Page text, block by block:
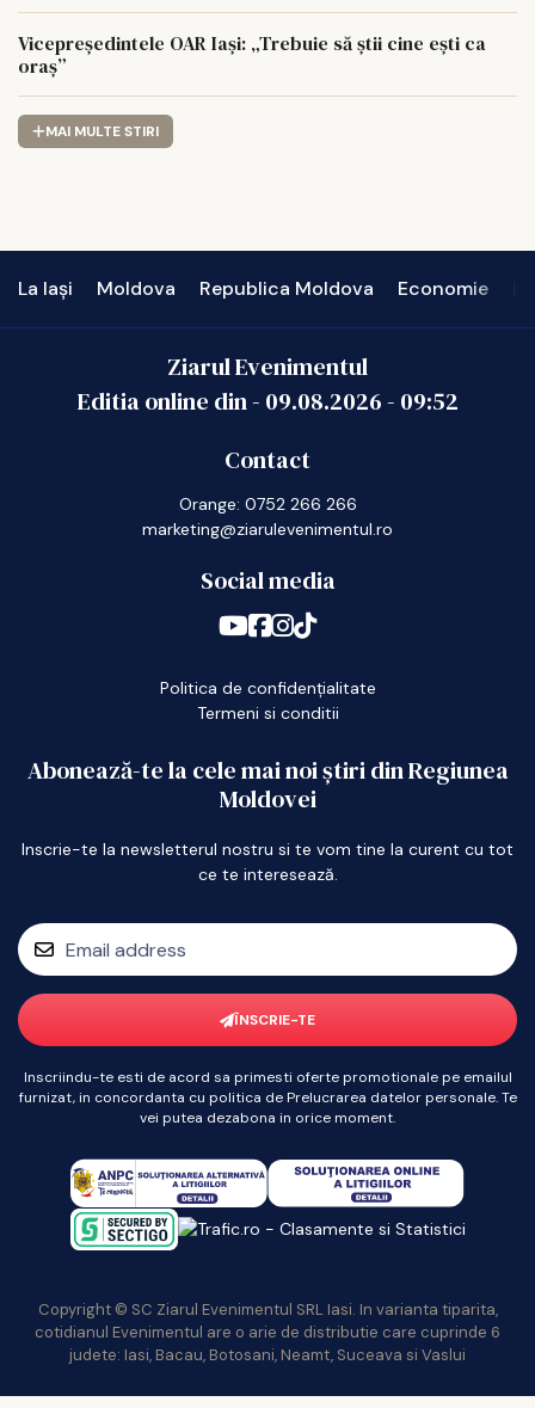
Vicepreședintele OAR Iași: „Trebuie să știi cine ești ca
oraș”
MAI MULTE STIRI
La Iași Moldova Republica Moldova Economie
Ziarul Evenimentul
Editia online din - 09.08.2026- 09:52
Contact
Orange: 0752 266 266
marketing@ziarulevenimentul.ro
Social media
Politica de confidențialitate
Termeni si conditii
Abonează-te la cele mai noi știri din Regiunea
Moldovei
Inscrie-te la newsletterul nostru si te vom tine la curent cu tot
ce te interesează.
ÎNSCRIE-TE
Inscriindu-te esti de acord sa primesti oferte promotionale pe emailul
furnizat, in concordanta cu politica de Prelucrarea datelor personale. Te
vei putea dezabona in orice moment.
Copyright © SC Ziarul Evenimentul SRL Iasi. In varianta tiparita,
cotidianul Evenimentul are o arie de distributie care cuprinde 6
judete: Iasi, Bacau, Botosani, Neamt, Suceava si Vaslui